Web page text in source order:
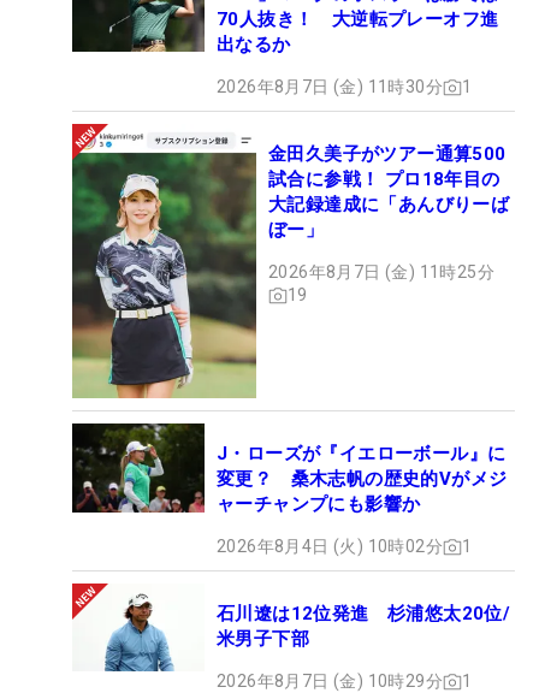
70人抜き！ 大逆転プレーオフ進
出なるか
2026年8月7日 (金) 11時30分 1
金田久美子がツアー通算500
試合に参戦！ プロ18年目の
大記録達成に「あんびりーば
ぼー」
2026年8月7日 (金) 11時25分
19
J・ローズが『イエローボール』に
変更？ 桑木志帆の歴史的Vがメジ
ャーチャンプにも影響か
2026年8月4日 (火) 10時02分 1
石川遼は12位発進 杉浦悠太20位/
米男子下部
2026年8月7日 (金) 10時29分 1